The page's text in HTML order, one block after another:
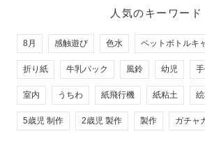
人気のキーワード
8月 感触遊び 色水 ペットボトルキ
折り紙 牛乳パック 風鈴 幼児
室内 うちわ 紙飛行機 紙粘土
5歳児 制作 2歳児 製作 製作 ガチャ